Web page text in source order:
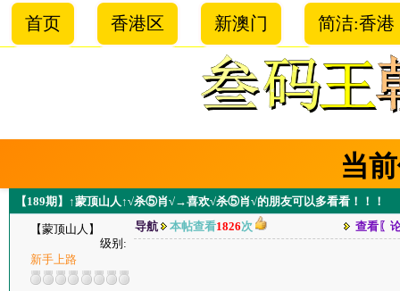
首页 香港区 新澳门 简洁:香港
当
【189期】↑蒙顶山人↑√杀⑤肖√→喜欢√杀⑤肖√的朋友可以多看看！！！
【蒙顶山人】
级别:
新手上路
导航 本帖查看1826次 查看〖